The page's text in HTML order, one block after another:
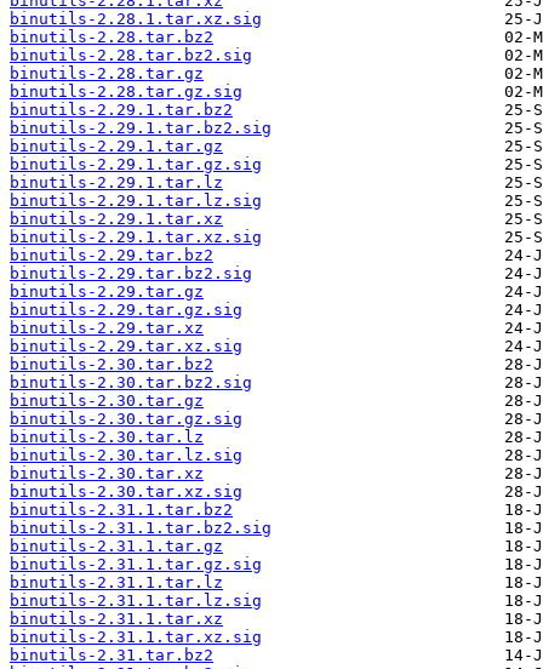
binutils-2.28.1.tar.xz.sig
binutils-2.28.tar.bz2
binutils-2.28.tar.bz2.sig
binutils-2.28.tar.gz
binutils-2.28.tar.gz.sig
binutils-2.29.1.tar.bz2
binutils-2.29.1.tar.bz2.sig
binutils-2.29.1.tar.gz
binutils-2.29.1.tar.gz.sig
binutils-2.29.1.tar.lz
binutils-2.29.1.tar.lz.sig
binutils-2.29.1.tar.xz
binutils-2.29.1.tar.xz.sig
binutils-2.29.tar.bz2
binutils-2.29.tar.bz2.sig
binutils-2.29.tar.gz
binutils-2.29.tar.gz.sig
binutils-2.29.tar.xz
binutils-2.29.tar.xz.sig
binutils-2.30.tar.bz2
binutils-2.30.tar.bz2.sig
binutils-2.30.tar.gz
binutils-2.30.tar.gz.sig
binutils-2.30.tar.lz
binutils-2.30.tar.lz.sig
binutils-2.30.tar.xz
binutils-2.30.tar.xz.sig
binutils-2.31.1.tar.bz2
binutils-2.31.1.tar.bz2.sig
binutils-2.31.1.tar.gz
binutils-2.31.1.tar.gz.sig
binutils-2.31.1.tar.lz
binutils-2.31.1.tar.lz.sig
binutils-2.31.1.tar.xz
binutils-2.31.1.tar.xz.sig
binutils-2.31.tar.bz2